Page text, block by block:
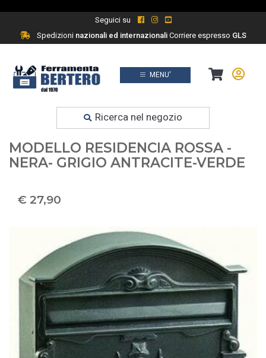
Seguici su
Spedizioninazionali ed internazionaliCorriere espresso GLS
MENU'
Ricerca nel negozio
Prodotti
CASSETTA BUCA LETTERE
MODELLO RESIDENCIA ROSSA -
NERA- GRIGIO ANTRACITE-VERDE
€ 27,90